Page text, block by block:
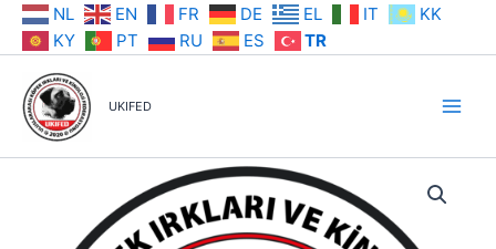
İçeriğe NL EN FR DE EL IT
KK
KY
PT RU ES TR
UKIFED